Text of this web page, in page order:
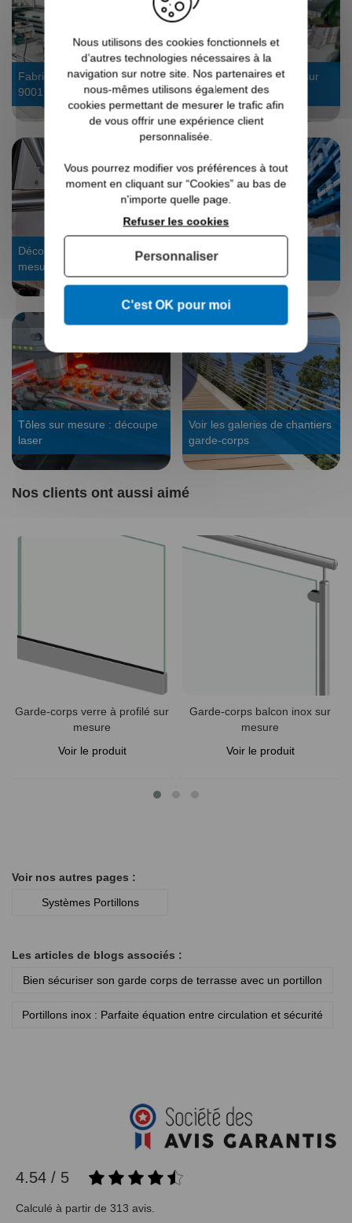
Fabrication 4.0 certifiée ISO
9001
Bureau d’étude : devis sur
mesure
Découpe laser tube : sur
mesure
Stock dispo, expédié en
Tôles sur mesure : découpe
laser
Voir les galeries de chantiers
garde-corps
Nos clients ont aussi aimé
Garde-corps verre à profilé sur
mesure
Voir le produit
Garde-corps balcon inox sur
mesure
Voir le produit
Voir nos autres pages :
Systèmes Portillons
Les articles de blogs associés :
Bien sécuriser son garde corps de terrasse avec un portillon
Portillons inox : Parfaite équation entre circulation et sécurité
4.54 / 5
Calculé à partir de 313 avis.
Nous utilisons des cookies fonctionnels et
d’autres technologies nécessaires à la
navigation sur notre site. Nos partenaires et
nous-mêmes utilisons également des
cookies permettant de mesurer le trafic afin
de vous offrir une expérience client
personnalisée.
Vous pourrez modifier vos préférences à tout
moment en cliquant sur “Cookies” au bas de
n'importe quelle page.
C'est OK pour moi
Refuser les cookies
Personnaliser